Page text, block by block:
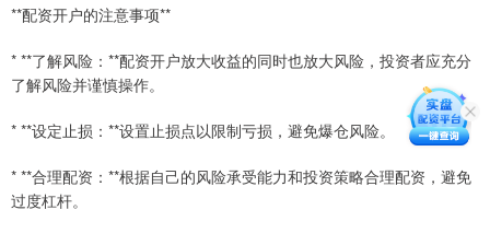
**配资开户的注意事项**
* **了解风险：**配资开户放大收益的同时也放大风险，投资者应充分
了解风险并谨慎操作。
* **设定止损：**设置止损点以限制亏损，避免爆仓风险。
* **合理配资：**根据自己的风险承受能力和投资策略合理配资，避免
过度杠杆。